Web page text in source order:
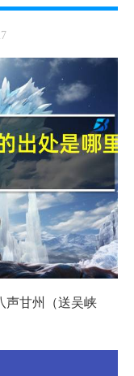
声甘州（送吴峡